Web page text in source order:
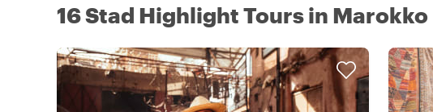
16 Stad Highlight Tours in Marokko